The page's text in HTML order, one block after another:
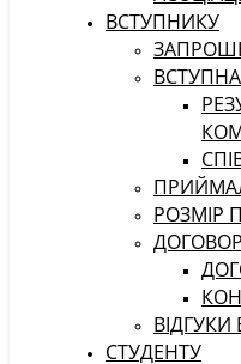
ВСТУПНИКУ
РОЗМІР
СТУДЕНТУ